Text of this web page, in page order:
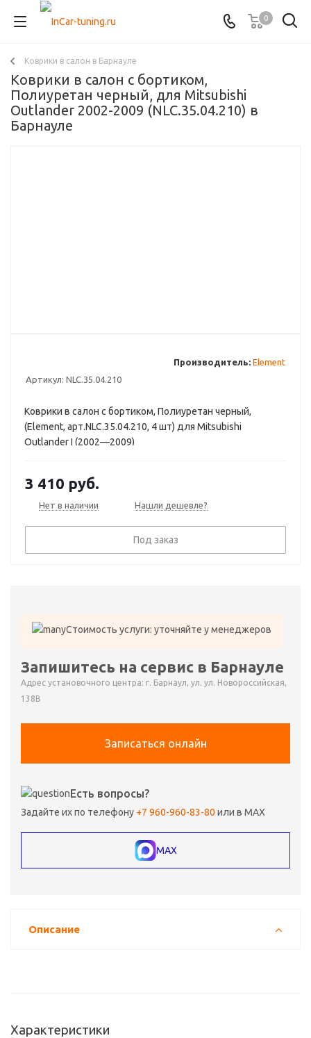
0
Коврики в салон в Барнауле
Коврики в салон с бортиком,
Полиуретан черный, для Mitsubishi
Outlander 2002-2009 (NLC.35.04.210) в
Барнауле
Артикул: NLC.35.04.210
Производитель: Element
Коврики в салон с бортиком, Полиуретан черный,
(Element, арт.NLC.35.04.210, 4 шт) для Mitsubishi
Outlander I (2002—2009)
3 410 руб.
Нет в наличии Нашли дешевле?
Под заказ
Стоимость услуги: уточняйте у менеджеров
Запишитесь на сервис в Барнауле
Адрес установочного центра: г. Барнаул, ул. ул. Новороссийская,
138В
Записаться онлайн
Есть вопросы?
Задайте их по телефону +7 960-960-83-80 или в MAX
MAX
Описание
Характеристики